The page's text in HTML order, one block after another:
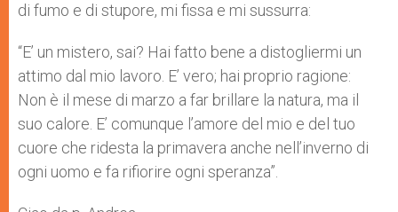
di fumo e di stupore, mi fissa e mi sussurra:
“E’ un mistero, sai? Hai fatto bene a distogliermi un
attimo dal mio lavoro. E’ vero; hai proprio ragione:
Non è il mese di marzo a far brillare la natura, ma il
suo calore. E’ comunque l’amore del mio e del tuo
cuore che ridesta la primavera anche nell’inverno di
ogni uomo e fa rifiorire ogni speranza”.